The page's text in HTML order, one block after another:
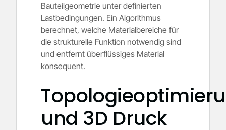
Bauteilgeometrie unter definierten
Lastbedingungen. Ein Algorithmus
berechnet, welche Materialbereiche für
die strukturelle Funktion notwendig sind
und entfernt überflüssiges Material
konsequent.
und 3D Druck